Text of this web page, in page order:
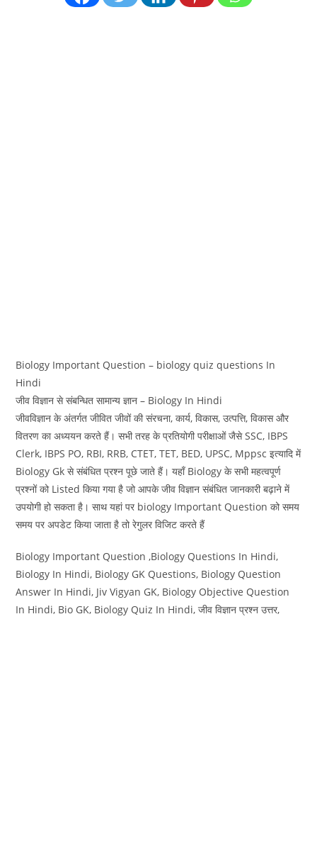
Biology Important Question – biology quiz questions In
Hindi
जीव विज्ञान से संबन्धित सामान्य ज्ञान – Biology In Hindi
जीवविज्ञान के अंतर्गत जीवित जीवों की संरचना, कार्य, विकास, उत्पत्ति, विकास और
वितरण का अध्ययन करते हैं। सभी तरह के प्रतियोगी परीक्षाओं जैसे SSC, IBPS
Clerk, IBPS PO, RBI, RRB, CTET, TET, BED, UPSC, Mppsc इत्यादि में
Biology Gk से संबंधित प्रश्न पूछे जाते हैं। यहाँ Biology के सभी महत्वपूर्ण
प्रश्नों को Listed किया गया है जो आपके जीव विज्ञान संबंधित जानकारी बढ़ाने में
उपयोगी हो सकता है। साथ यहां पर biology Important Question को समय
समय पर अपडेट किया जाता है तो रेगुलर विजिट करते हैं
Biology Important Question ,Biology Questions In Hindi,
Biology In Hindi, Biology GK Questions, Biology Question
Answer In Hindi, Jiv Vigyan GK, Biology Objective Question
In Hindi, Bio GK, Biology Quiz In Hindi, जीव विज्ञान प्रश्न उत्तर,